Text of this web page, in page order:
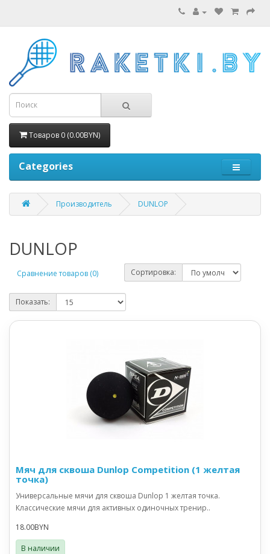
Товаров 0 (0.00BYN)
Categories
Производитель DUNLOP
DUNLOP
Сравнение товаров (0) Сортировка:
Показать:
Мяч для сквоша Dunlop Сompetition (1 желтая
точка)
Универсальные мячи для сквоша Dunlop 1 желтая точка.
Классические мячи для активных одиночных тренир..
18.00BYN
В наличии